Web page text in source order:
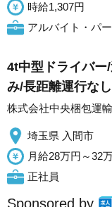
時給1,307円
アルバイト・パ
4t中型ドライバー
み/長距離運行なし
株式会社中央梱包運輸
埼玉県 入間市
月給28万円～32
正社員
Sponsored by